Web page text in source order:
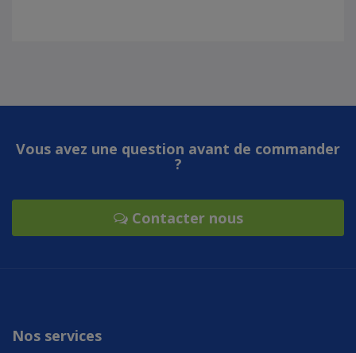
Vous avez une question avant de commander
?
Contacter nous
Nos services